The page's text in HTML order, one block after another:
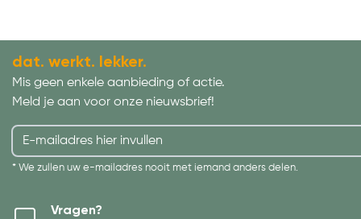
dat. werkt. lekker.
Mis geen enkele aanbieding of actie.
Meld je aan voor onze nieuwsbrief!
* We zullen uw e-mailadres nooit met iemand anders delen.
Vragen?